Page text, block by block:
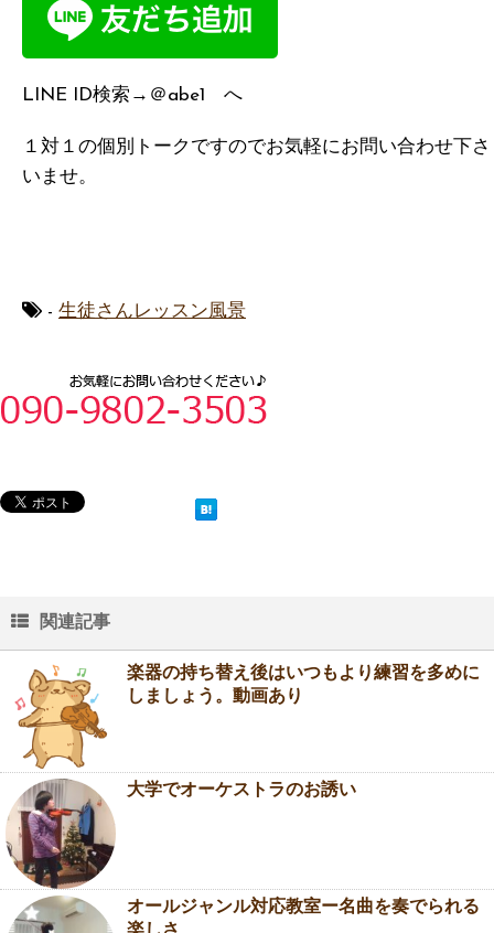
LINE ID検索→＠abe1 へ
１対１の個別トークですのでお気軽にお問い合わせ下さ
いませ。
- 生徒さんレッスン風景
関連記事
楽器の持ち替え後はいつもより練習を多めに
しましょう。動画あり
大学でオーケストラのお誘い
オールジャンル対応教室ー名曲を奏でられる